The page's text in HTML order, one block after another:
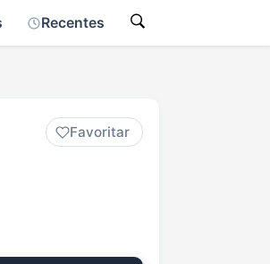
Recentes
Favoritar